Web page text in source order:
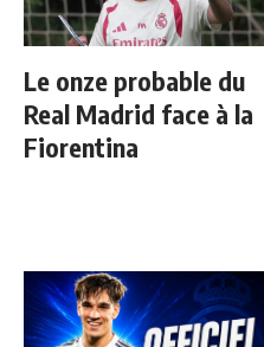
Le onze probable du
Real Madrid face à la
Fiorentina